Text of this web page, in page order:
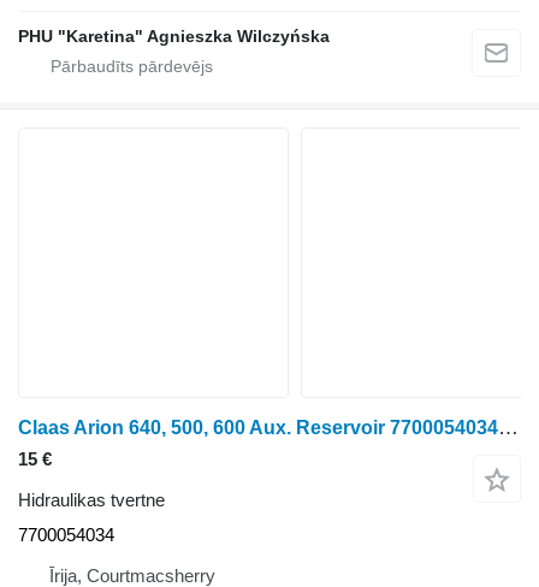
PHU "Karetina" Agnieszka Wilczyńska
Claas Arion 640, 500, 600 Aux. Reservoir 7700054034 hidraulikas tvertne paredzēts 640 riteņtraktora
15 €
Hidraulikas tvertne
7700054034
Īrija, Courtmacsherry